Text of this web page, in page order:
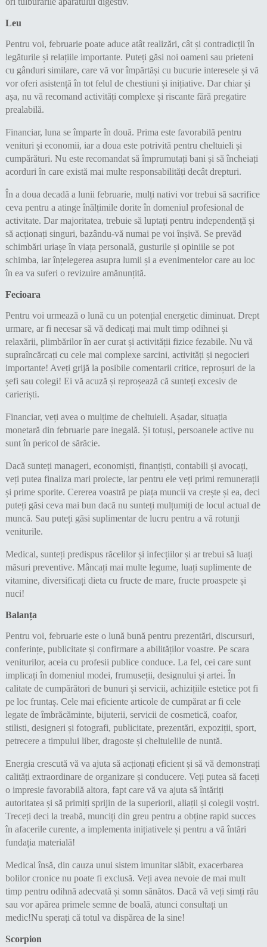
Leu
Pentru voi, februarie poate aduce atât realizări, cât și contradicții în
legăturile și relațiile importante. Puteți găsi noi oameni sau prieteni
cu gânduri similare, care vă vor împărtăși cu bucurie interesele și vă
vor oferi asistență în tot felul de chestiuni și inițiative. Dar chiar și
așa, nu vă recomand activități complexe și riscante fără pregatire
prealabilă.
Financiar, luna se împarte în două. Prima este favorabilă pentru
venituri și economii, iar a doua este potrivită pentru cheltuieli și
cumpărături. Nu este recomandat să împrumutați bani și să încheiați
acorduri în care există mai multe responsabilități decât drepturi.
În a doua decadă a lunii februarie, mulți nativi vor trebui să sacrifice
ceva pentru a atinge înălțimile dorite în domeniul profesional de
activitate. Dar majoritatea, trebuie să luptați pentru independență și
să acționați singuri, bazându-vă numai pe voi înșivă. Se prevăd
schimbări uriașe în viața personală, gusturile și opiniile se pot
schimba, iar înțelegerea asupra lumii și a evenimentelor care au loc
în ea va suferi o revizuire amănunțită.
Fecioara
Pentru voi urmează o lună cu un potențial energetic diminuat. Drept
urmare, ar fi necesar să vă dedicați mai mult timp odihnei și
relaxării, plimbărilor în aer curat și activității fizice fezabile. Nu vă
supraîncărcați cu cele mai complexe sarcini, activități și negocieri
importante! Aveți grijă la posibile comentarii critice, reproșuri de la
șefi sau colegi! Ei vă acuză și reproșează că sunteți excesiv de
carieriști.
Financiar, veți avea o mulțime de cheltuieli. Așadar, situația
monetară din februarie pare inegală. Și totuși, persoanele active nu
sunt în pericol de sărăcie.
Dacă sunteți manageri, economiști, finanțiști, contabili și avocați,
veți putea finaliza mari proiecte, iar pentru ele veți primi remunerații
și prime sporite. Cererea voastră pe piața muncii va crește și ea, deci
puteți găsi ceva mai bun dacă nu sunteți mulțumiți de locul actual de
muncă. Sau puteți găsi suplimentar de lucru pentru a vă rotunji
veniturile.
Medical, sunteți predispus răcelilor și infecțiilor și ar trebui să luați
măsuri preventive. Mâncați mai multe legume, luați suplimente de
vitamine, diversificați dieta cu fructe de mare, fructe proaspete și
nuci!
Balanța
Pentru voi, februarie este o lună bună pentru prezentări, discursuri,
conferințe, publicitate și confirmare a abilităților voastre. Pe scara
veniturilor, aceia cu profesii publice conduce. La fel, cei care sunt
implicați în domeniul modei, frumuseții, designului și artei. În
calitate de cumpărători de bunuri și servicii, achizițiile estetice pot fi
pe loc fruntaș. Cele mai eficiente articole de cumpărat ar fi cele
legate de îmbrăcăminte, bijuterii, servicii de cosmetică, coafor,
stilisti, designeri și fotografi, publicitate, prezentări, expoziții, sport,
petrecere a timpului liber, dragoste și cheltuielile de nuntă.
Energia crescută vă va ajuta să acționați eficient și să vă demonstrați
calități extraordinare de organizare și conducere. Veți putea să faceți
o impresie favorabilă altora, fapt care vă va ajuta să întăriți
autoritatea și să primiți sprijin de la superiorii, aliații și colegii voștri.
Treceți deci la treabă, munciți din greu pentru a obține rapid succes
în afacerile curente, a implementa inițiativele și pentru a vă întări
fundația materială!
Medical însă, din cauza unui sistem imunitar slăbit, exacerbarea
bolilor cronice nu poate fi exclusă. Veți avea nevoie de mai mult
timp pentru odihnă adecvată și somn sănătos. Dacă vă veți simți rău
sau vor apărea primele semne de boală, atunci consultați un
medic!Nu sperați că totul va dispărea de la sine!
Scorpion